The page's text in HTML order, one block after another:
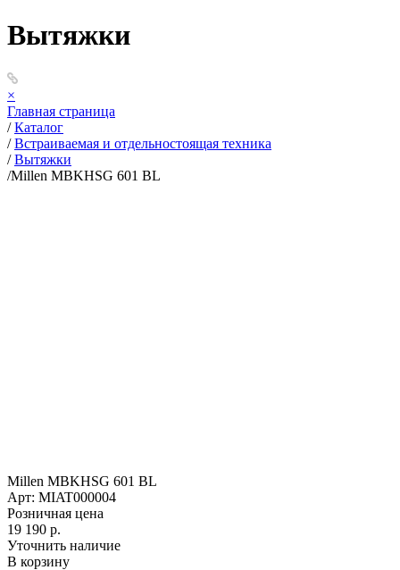
Вытяжки
×
Главная страница
/ Каталог
/ Встраиваемая и отдельностоящая техника
/ Вытяжки
/Millen MBKHSG 601 BL
Millen MBKHSG 601 BL
Арт: MIAT000004
Розничная цена
19 190 р.
Уточнить наличие
В корзину